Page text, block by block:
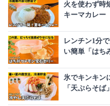
火を使わず時
キーマカレー
レンチン1分
い簡単「はち
氷でキンキン
「天ぷらそば